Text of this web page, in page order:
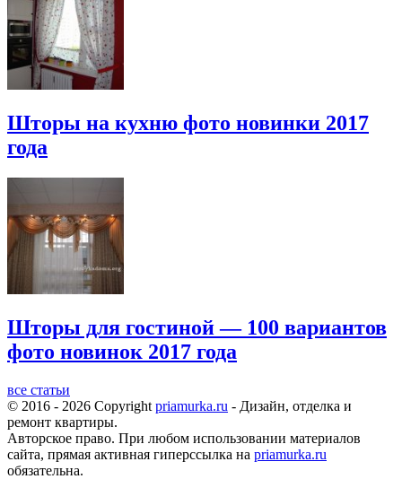
Шторы на кухню фото новинки 2017
года
Шторы для гостиной — 100 вариантов
фото новинок 2017 года
все статьи
© 2016 - 2026 Copyright priamurka.ru - Дизайн, отделка и
ремонт квартиры.
Авторское право. При любом использовании материалов
сайта, прямая активная гиперссылка на priamurka.ru
обязательна.